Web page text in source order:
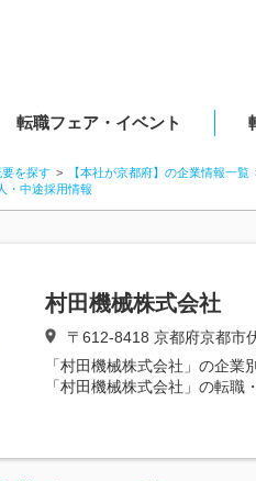
転職フェア・イベント
を探す 【本社が京都府】の企業情報一覧
・中途採用情報
村田機械株式会社
〒612-8418 京都府京都市
「村田機械株式会社」の企業
「村田機械株式会社」の転職